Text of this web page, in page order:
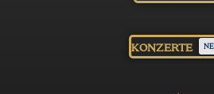
KONZERTE